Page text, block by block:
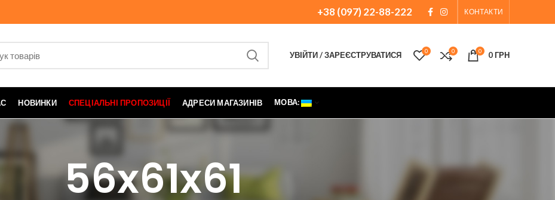
+38 (097) 22-88-222 КОНТАКТИ
УВІЙТИ / ЗАРЕЄСТРУВАТИСЯ 0 0 0 0ГРН
НОВИНКИ СПЕЦІАЛЬНІ ПРОПОЗИЦІЇ АДРЕСИ МАГАЗИНІВ МОВА:
56x61x61